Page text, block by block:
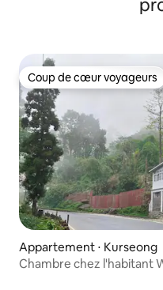
Coup de cœur voyageurs
Coup de cœur voyageurs
Appartement ⋅ Kurseong
Chambre chez l'habitant